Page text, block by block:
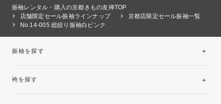
振袖レンタル・購入の京都きもの友禅TOP
店舗限定セール振袖ラインナップ
京都店限定セール振袖一覧
No.14-005 総絞り振袖白ピンク
振袖を探す
袴を探す